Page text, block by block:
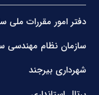
دفتر امور مقررات ملی
سازمان نظام مهندسی
شهرداری بیرجند